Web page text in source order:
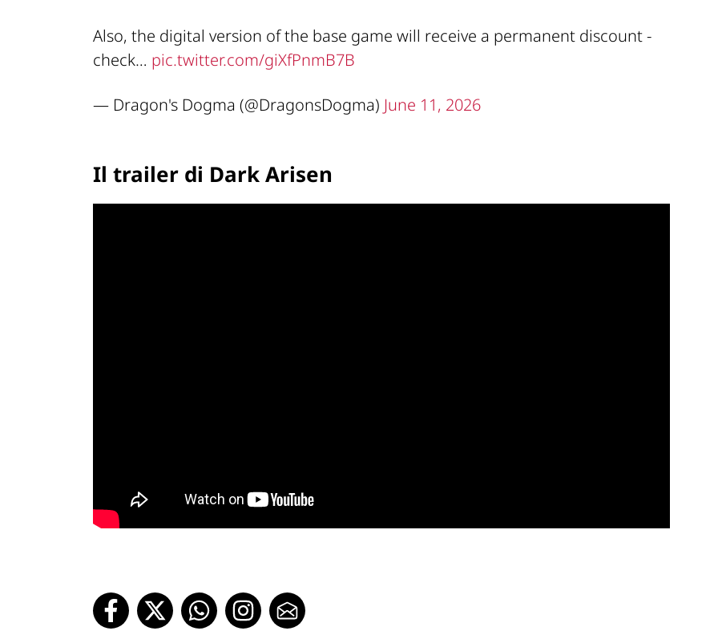
Also, the digital version of the base game will receive a permanent discount -
check… pic.twitter.com/giXfPnmB7B
— Dragon's Dogma (@DragonsDogma) June 11, 2026
Il trailer di Dark Arisen